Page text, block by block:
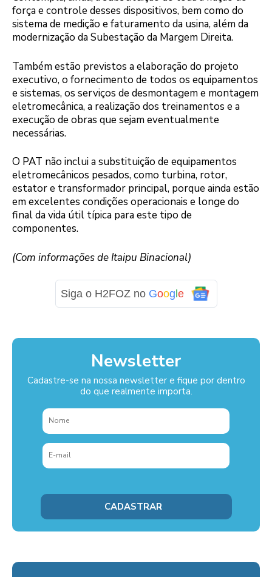
força e controle desses dispositivos, bem como do
sistema de medição e faturamento da usina, além da
modernização da Subestação da Margem Direita.
Também estão previstos a elaboração do projeto
executivo, o fornecimento de todos os equipamentos
e sistemas, os serviços de desmontagem e montagem
eletromecânica, a realização dos treinamentos e a
execução de obras que sejam eventualmente
necessárias.
O PAT não inclui a substituição de equipamentos
eletromecânicos pesados, como turbina, rotor,
estator e transformador principal, porque ainda estão
em excelentes condições operacionais e longe do
final da vida útil típica para este tipo de
componentes.
(Com informações de Itaipu Binacional)
Siga o H2FOZ no Goog e
Newsletter
Cadastre-se na nossa newsletter e fique por dentro
do que realmente importa.